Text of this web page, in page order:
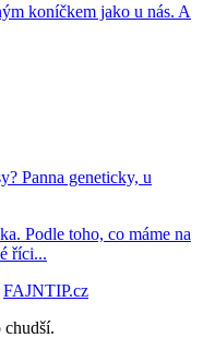
koníčkem jako u nás. A
Panna geneticky, u
Podle toho, co máme na
říci...
FAJNTIP.cz